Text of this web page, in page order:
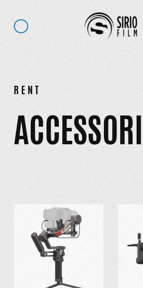
RENT
ACCESSORI